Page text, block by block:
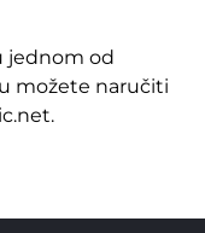
jednom od
možete naručiti